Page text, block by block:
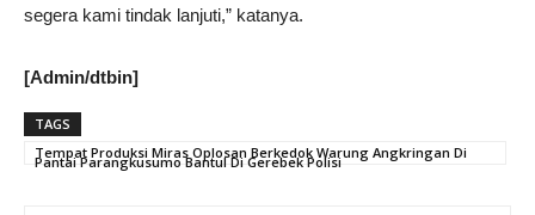
segera kami tindak lanjuti,” katanya.
[Admin/dtbin]
TAGS
Tempat Produksi Miras Oplosan Berkedok Warung Angkringan Di
Pantai Parangkusumo Bantul Di Gerebek Polisi